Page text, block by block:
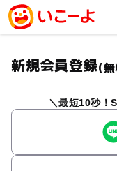
新規会員登録(
最短10秒！